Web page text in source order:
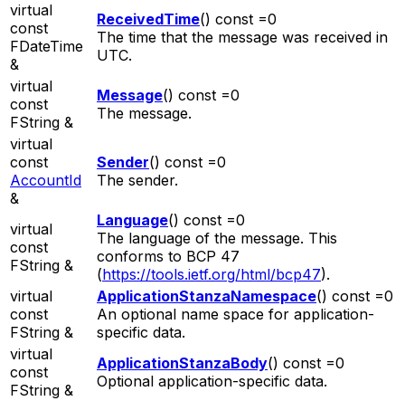
virtual
const
FDateTime
&
ReceivedTime() const =0
The time that the message was received in
UTC.
virtual
const
FString &
Message() const =0
The message.
virtual
const
AccountId
&
Sender() const =0
The sender.
virtual
const
FString &
Language() const =0
The language of the message. This
conforms to BCP 47
(https://tools.ietf.org/html/bcp47).
virtual
const
FString &
ApplicationStanzaNamespace() const =0
An optional name space for application-
specific data.
virtual
const
FString &
ApplicationStanzaBody() const =0
Optional application-specific data.